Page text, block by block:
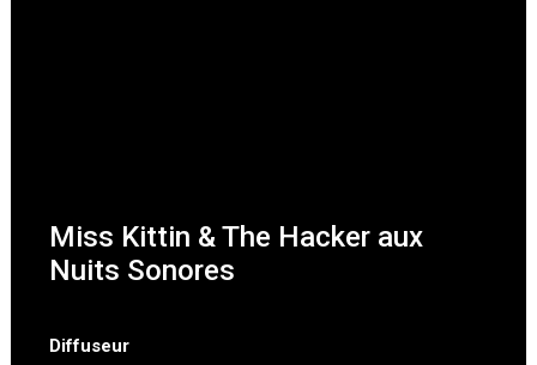
Miss Kittin & The Hacker aux
Nuits Sonores
Diffuseur